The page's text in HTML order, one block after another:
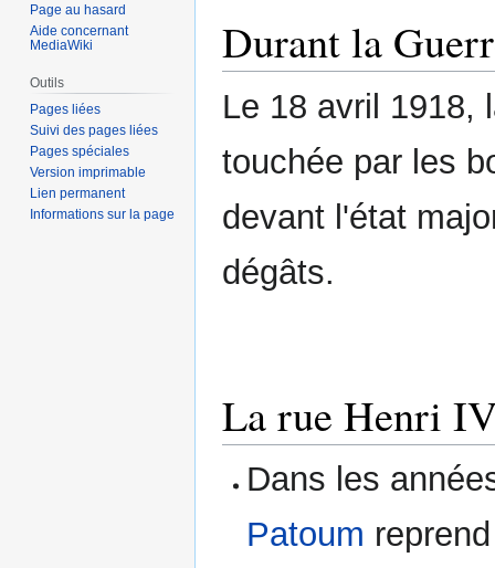
Durant la
Le 18 avril 1918,
touchée par les
devant l'état
dégâts.
La rue Henri
Dans les
Patoum
Page au hasard
Aide concernant
MediaWiki
Outils
Pages liées
Suivi des pages liées
Pages spéciales
Version imprimable
Lien permanent
Informations sur la page